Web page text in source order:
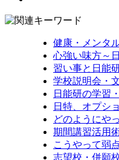
健康・メンタ
心強い味方～
習い事と日能
学校説明会・
日能研の学習
日特、オプシ
どのようにや
期間講習活用術
こうやって弱
志望校・併願